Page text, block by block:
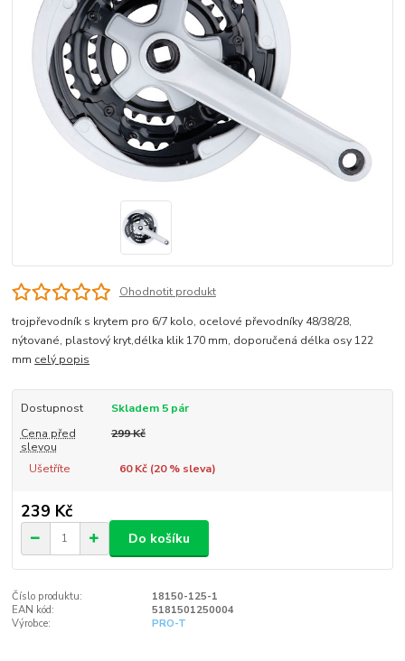
Ohodnotit produkt
trojpřevodník s krytem pro 6/7 kolo, ocelové převodníky 48/38/28,
nýtované, plastový kryt,délka klik 170 mm, doporučená délka osy 122
mm celý popis
Dostupnost
Skladem 5 pár
Cena před
slevou
299 Kč
Ušetříte 60 Kč (20% sleva)
239 Kč
Do košíku
Číslo produktu:
18150-125-1
EAN kód:
5181501250004
Výrobce:
PRO-T